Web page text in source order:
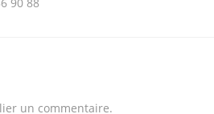
un commentaire.